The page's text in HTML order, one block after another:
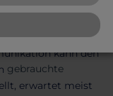
kann den
gebrauchte
erwartet meist